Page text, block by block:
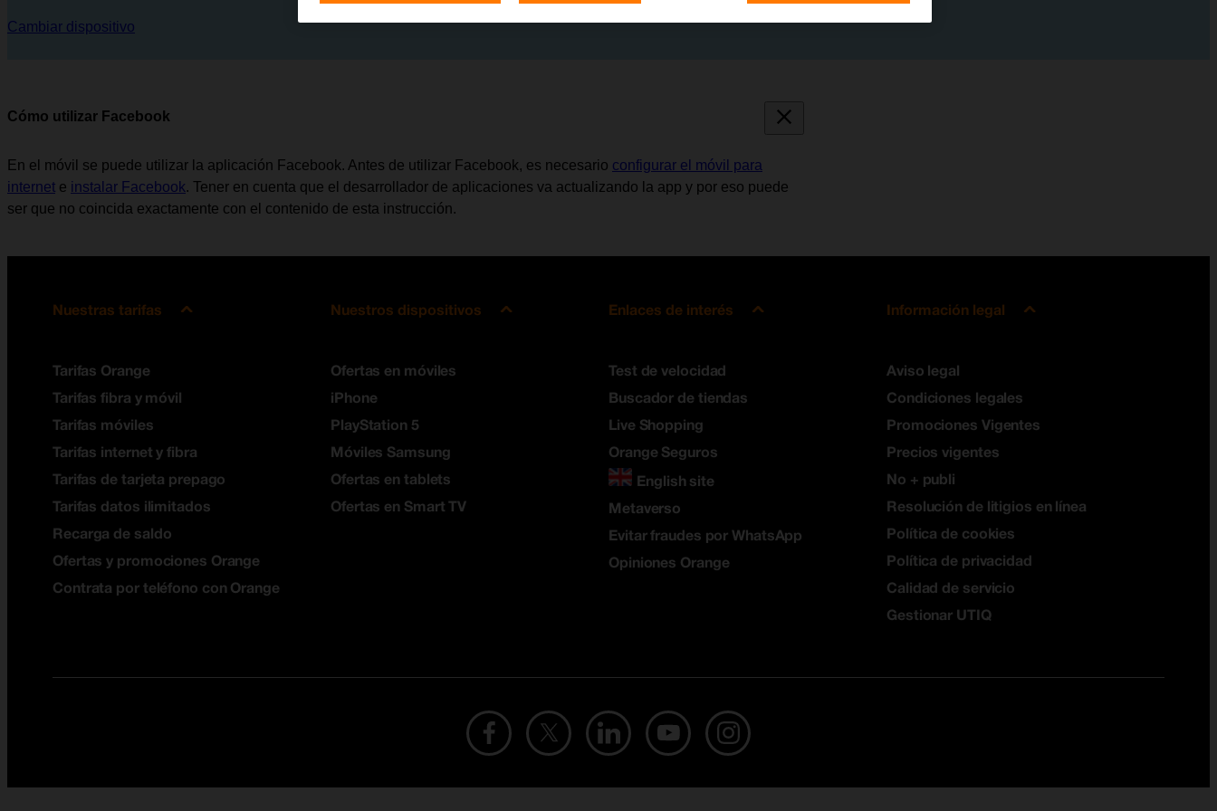
Cambiar dispositivo
Cómo utilizar Facebook
En el móvil se puede utilizar la aplicación Facebook. Antes de utilizar Facebook, es necesario configurar el móvil para
internet e instalar Facebook. Tener en cuenta que el desarrollador de aplicaciones va actualizando la app y por eso puede
ser que no coincida exactamente con el contenido de esta instrucción.
Nuestras tarifas
Tarifas Orange
Tarifas fibra y móvil
Tarifas móviles
Tarifas internet y fibra
Tarifas de tarjeta prepago
Tarifas datos ilimitados
Recarga de saldo
Ofertas y promociones Orange
Contrata por teléfono con Orange
Nuestros dispositivos
Ofertas en móviles
iPhone
PlayStation 5
Móviles Samsung
Ofertas en tablets
Ofertas en Smart TV
Enlaces de interés
Test de velocidad
Buscador de tiendas
Live Shopping
Orange Seguros
English site
Metaverso
Evitar fraudes por WhatsApp
Opiniones Orange
Información legal
Aviso legal
Condiciones legales
Promociones Vigentes
Precios vigentes
No + publi
Resolución de litigios en línea
Política de cookies
Política de privacidad
Calidad de servicio
Gestionar UTIQ